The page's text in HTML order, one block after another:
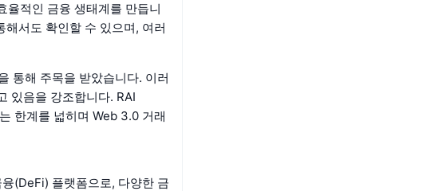
율적인 금융 생태계를 만듭니
서도 확인할 수 있으며, 여러
통해 주목을 받았습니다. 이러
있음을 강조합니다. RAI
한계를 넓히며 Web 3.0 거래
(DeFi) 플랫폼으로, 다양한 금